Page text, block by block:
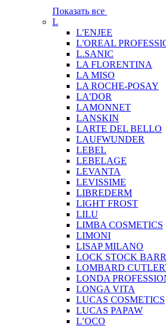
Показать все
L
L'ENJEE
L'OREAL
L.SANIC
LA FLORENTINA
LA MISO
LA ROCHE-POSAY
LA'DOR
LAMONNET
LANSKIN
LARTE DEL BELLO
LAUFWUNDER
LEBEL
LEBELAGE
LEVANTA
LEVISSIME
LIBREDERM
LIGHT FROST
LILU
LIMBA COSMETICS
LIMONI
LISAP MILANO
LOCK STOCK
LOMBARD
LONDA
LONGA VITA
LUCAS COSMETICS
LUCAS PAPAW
L’OCO